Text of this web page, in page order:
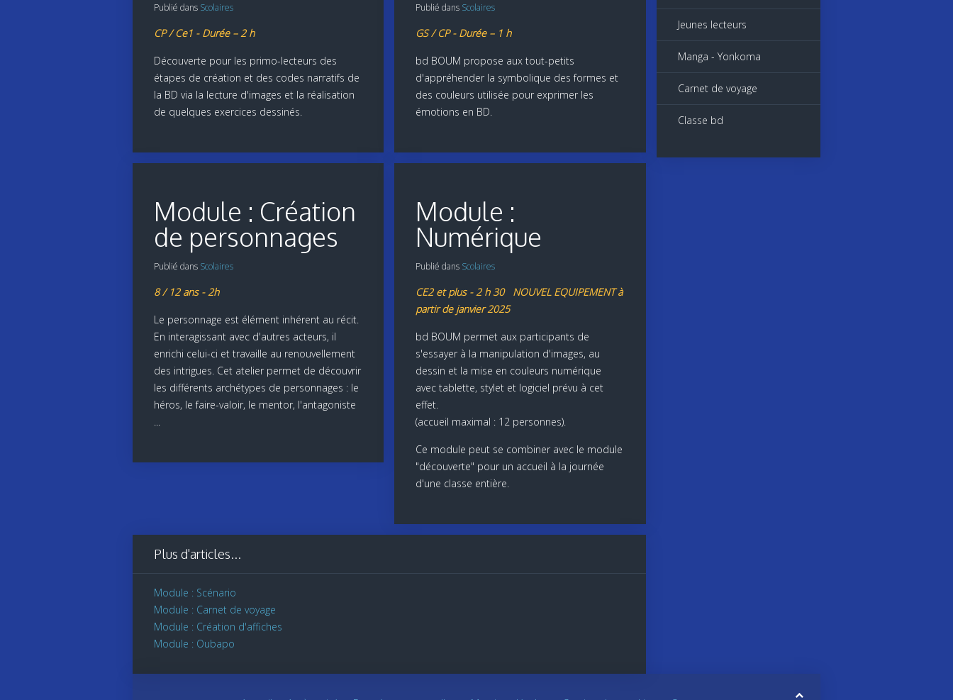
Publié dans Scolaires
CP / Ce1 - Durée – 2 h
Découverte pour les primo-lecteurs des
étapes de création et des codes narratifs de
la BD via la lecture d'images et la réalisation
de quelques exercices dessinés.
Module : Création
de personnages
Publié dans Scolaires
8 / 12 ans - 2h
Le personnage est élément inhérent au récit.
En interagissant avec d'autres acteurs, il
enrichi celui-ci et travaille au renouvellement
des intrigues. Cet atelier permet de découvrir
les différents archétypes de personnages : le
héros, le faire-valoir, le mentor, l'antagoniste
Publié dans Scolaires
GS / CP - Durée – 1 h
bd BOUM propose aux tout-petits
d'appréhender la symbolique des formes et
des couleurs utilisée pour exprimer les
émotions en BD.
Module :
Numérique
Publié dans Scolaires
CE2 et plus - 2 h 30 NOUVEL EQUIPEMENT à
partir de janvier 2025
bd BOUM permet aux participants de
s'essayer à la manipulation d'images, au
dessin et la mise en couleurs numérique
avec tablette, stylet et logiciel prévu à cet
effet.
(accueil maximal : 12 personnes).
Ce module peut se combiner avec le module
"découverte" pour un accueil à la journée
d'une classe entière.
Plus d'articles...
Module : Scénario
Module : Carnet de voyage
Module : Création d'affiches
Module : Oubapo
Jeunes lecteurs
Manga - Yonkoma
Carnet de voyage
Classe bd